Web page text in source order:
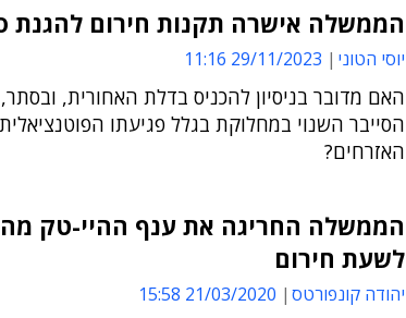
הממשלה אישרה תקנות חירום להגנת
יוסי הטוני 29/11/2023 11:16
האם מדובר בניסיון להכניס בדלת האחורית,
הסייבר השנוי במחלוקת בגלל פגיעתו
האזרחים?
הממשלה החריגה את ענף ההיי-טק
לשעת חירום
יהודה קונפורטס 21/03/2020 15:58